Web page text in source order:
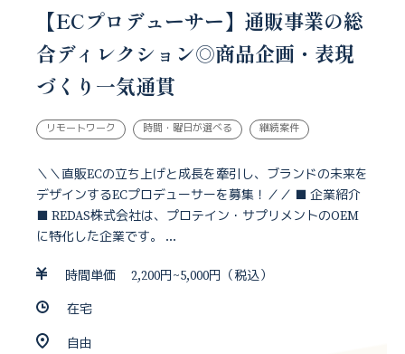
【ECプロデューサー】通販事業の総
合ディレクション◎商品企画・表現
づくり一気通貫
リモートワーク 時間・曜日が選べる 継続案件
＼＼直販ECの立ち上げと成長を牽引し、ブランドの未来を
デザインするECプロデューサーを募集！／／ ■ 企業紹介
■ REDAS株式会社は、プロテイン・サプリメントのOEM
に特化した企業です。 ...
時間単価 2,200円~5,000円（税込）
在宅
自由